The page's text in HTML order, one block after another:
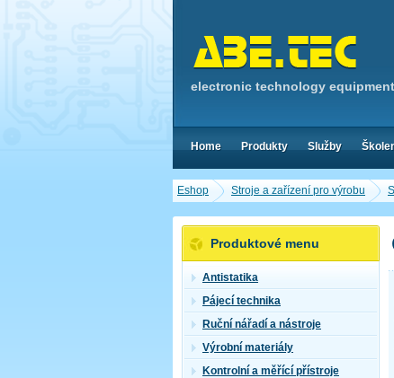
Eshop Stroje a zařízení pro výrobu
Produktové menu
Antistatika
Pájecí technika
Ruční nářadí a nástroje
Výrobní materiály
Kontrolní a měřící přístroje
electronic technology equipment
Home Produkty Služby